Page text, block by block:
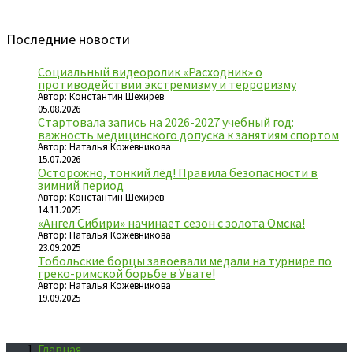
Последние новости
Социальный видеоролик «Расходник» о
противодействии экстремизму и терроризму
Автор: Константин Шехирев
05.08.2026
Стартовала запись на 2026-2027 учебный год:
важность медицинского допуска к занятиям спортом
Автор: Наталья Кожевникова
15.07.2026
Осторожно, тонкий лёд! Правила безопасности в
зимний период
Автор: Константин Шехирев
14.11.2025
«Ангел Сибири» начинает сезон с золота Омска!
Автор: Наталья Кожевникова
23.09.2025
Тобольские борцы завоевали медали на турнире по
греко-римской борьбе в Увате!
Автор: Наталья Кожевникова
19.09.2025
Главная